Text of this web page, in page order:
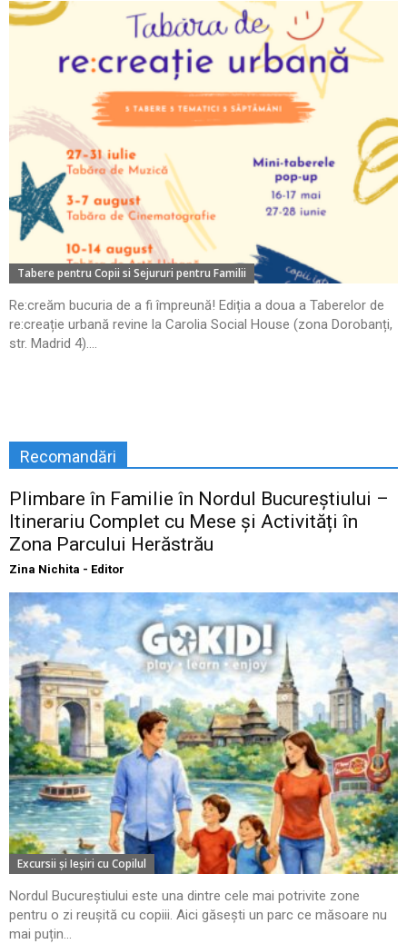
Tabere pentru Copii si Sejururi pentru Familii
Re:creăm bucuria de a fi împreună! Ediția a doua a Taberelor de
re:creație urbană revine la Carolia Social House (zona Dorobanți,
str. Madrid 4)....
Recomandări
Plimbare în Familie în Nordul Bucureștiului –
Itinerariu Complet cu Mese și Activități în
Zona Parcului Herăstrău
Zina Nichita - Editor
Excursii şi Ieşiri cu Copilul
Nordul Bucureștiului este una dintre cele mai potrivite zone
pentru o zi reușită cu copiii. Aici găsești un parc ce măsoare nu
mai puțin...